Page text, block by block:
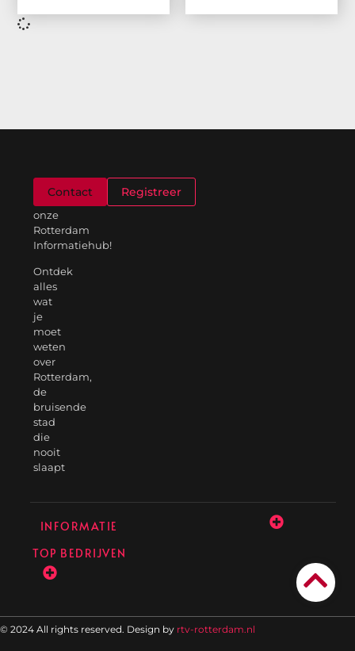
onze
Rotterdam
Informatiehub!
Ontdek
alles
wat
je
moet
weten
over
Rotterdam,
de
bruisende
stad
die
nooit
slaapt
Contact Registreer
INFORMATIE
TOP BEDRIJVEN
© 2024 All rights reserved. Design by rtv-rotterdam.nl